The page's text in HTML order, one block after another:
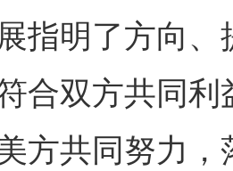
指明了方向
合双方共同
方共同努力